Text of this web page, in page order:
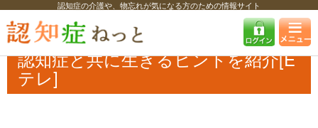
認知症の介護や、物忘れが気になる方のための情報サイト
認知症ねっと 認知症最新ニュース 予防・改善
認知症と共に生きるヒ
ントを紹介[Eテレ]
認知症と共に生きるヒントを紹介[E
テレ]